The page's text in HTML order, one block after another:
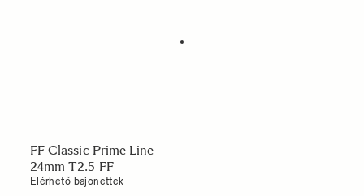
FF Classic Prime Line
24mm T2.5 FF
Elérhető bajonettek